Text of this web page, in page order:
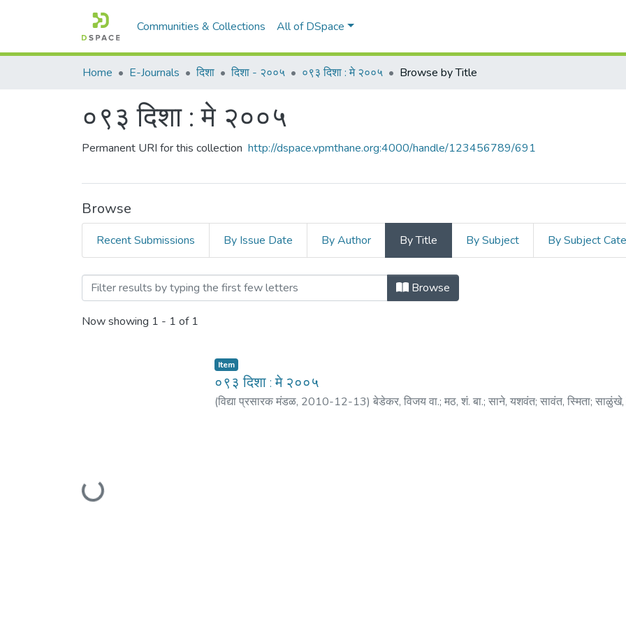
Communities & Collections All of DSpace
Home E-Journals दिशा दिशा - २००५ ०९३ दिशा : मे २००५ Browse by Title
०९३ दिशा : मे २००५
Permanent URI for this collection http://dspace.vpmthane.org:4000/handle/123456789/691
Browse
Recent Submissions By Issue Date By Author By Title By Subject By Subject
Browsing ०९३ दिशा : मे २००५ by Title Browse
Now showing 1 - 1 of 1
Loading...
Item
०९३ दिशा : मे २००५
(विद्या प्रसारक मंडळ, 2010-12-13) बेडेकर, विजय वा.; मठ, शं. बा.; साने, यशवंत; सावंत, स्मिता; साळुंखे,